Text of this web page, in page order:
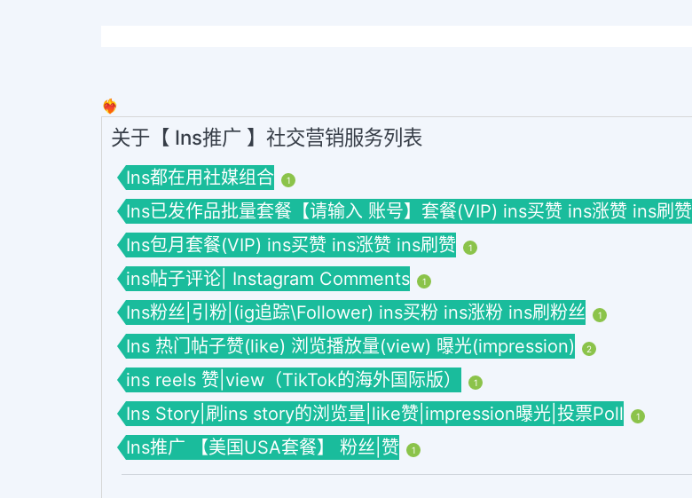
❤️‍🔥
关于【 Ins推广 】社交营销服务列表
Ins都在用社媒组合 1
Ins已发作品批量套餐【请输入 账号】套餐(VIP) ins买赞 ins涨赞 ins刷赞
Ins包月套餐(VIP) ins买赞 ins涨赞 ins刷赞 1
ins帖子评论| Instagram Comments 1
Ins粉丝|引粉|(ig追踪\Follower) ins买粉 ins涨粉 ins刷粉丝 1
Ins 热门帖子赞(like) 浏览播放量(view) 曝光(impression) 2
ins reels 赞|view（TikTok的海外国际版） 1
Ins Story|刷ins story的浏览量|like赞|impression曝光|投票Poll 1
Ins推广 【美国USA套餐】 粉丝|赞 1